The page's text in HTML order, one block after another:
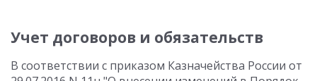
Учет договоров и обязательств
В соответствии с приказом Казначейства России от